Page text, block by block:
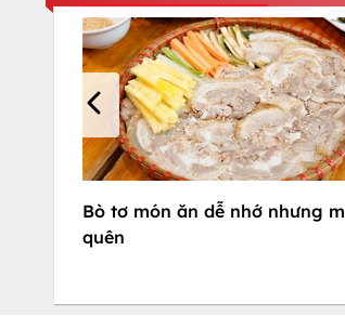
Bò tơ món ăn dễ nhớ nhưng
quên